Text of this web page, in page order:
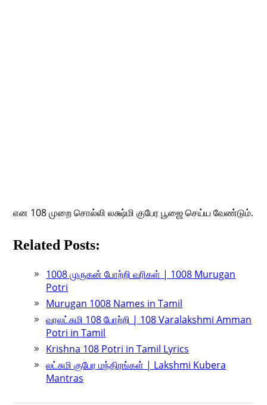
​என 108 முறை சொல்லி லக்ஷ்மி குபேர பூஜை செய்ய வேண்டும்.
Related Posts:
1008 முருகன் போற்றி வரிகள் | 1008 Murugan
Potri
Murugan 1008 Names in Tamil
வரலட்சுமி 108 போற்றி | 108 Varalakshmi Amman
Potri in Tamil
Krishna 108 Potri in Tamil Lyrics
லட்சுமி குபேர மந்திரங்கள் | Lakshmi Kubera
Mantras